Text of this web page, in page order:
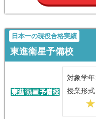
日本一の現役合格実績
東進衛星予備校
対象学年:
授業形式: